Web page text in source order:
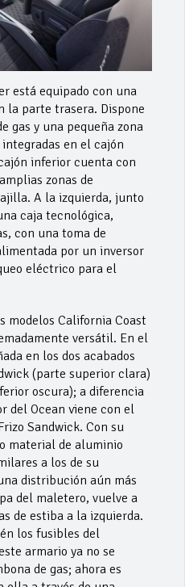
está equipado con una
la parte trasera. Dispone
gas y una pequeña zona
en el cajón
inferior cuenta con
zonas de
A la izquierda, junto
caja tecnológica,
con una toma de
por un inversor
eléctrico para el
modelos California Coast
versátil. En el
en los dos acabados
(parte superior clara)
oscura); a diferencia
del Ocean viene con el
Sandwick. Con su
material de aluminio
a los de su
distribución aún más
del maletero, vuelve a
de estiba a la izquierda.
los fusibles del
armario ya no se
de gas; ahora es